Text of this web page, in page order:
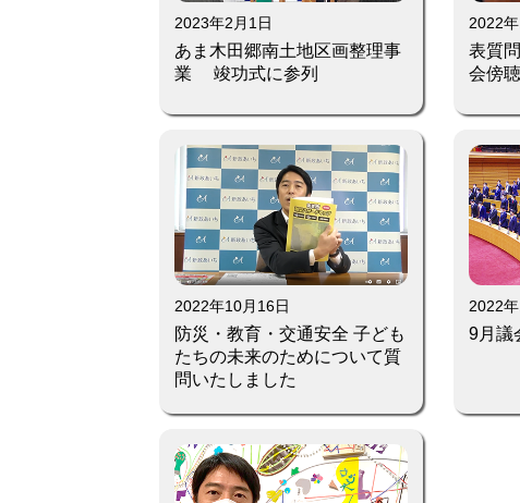
2023年2月1日
あま木田郷南土地区画整理事
業 竣功式に参列
2022
表質
会傍
2022年10月16日
防災・教育・交通安全 子ども
たちの未来のためについて質
問いたしました
2022
9月議